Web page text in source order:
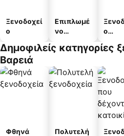
Ξενοδοχεί
ο
Επιπλωμέ
νο
α
ο
άτων
Δημοφιλείς κατηγορίες
Βαρειά
Φθηνά
Πολυτελή